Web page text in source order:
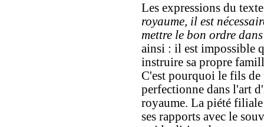
Les expressions du
royaume, il est
mettre le bon ordre
ainsi : il est impossible
instruire sa propre
C'est pourquoi le fils de
perfectionne dans l'art
royaume. La piété
ses rapports avec le